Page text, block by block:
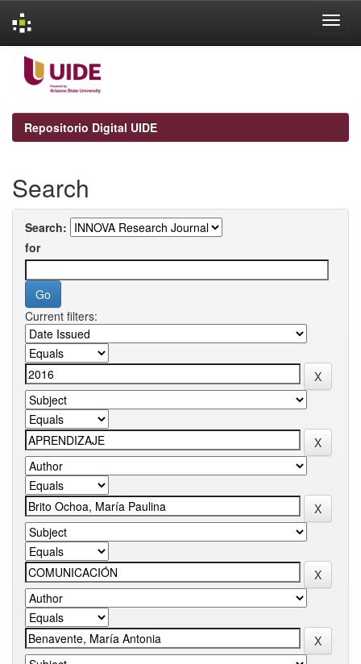
navigation
Repositorio Digital UIDE
Search
Search:
for
Current filters: